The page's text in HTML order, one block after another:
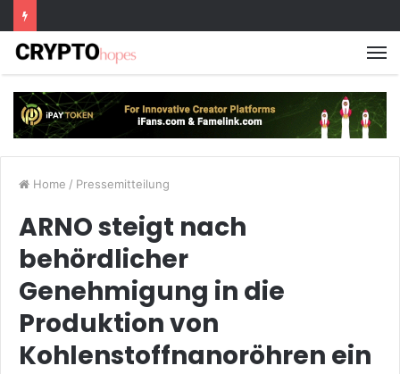
Home / Pressemitteilung
ARNO steigt nach
behördlicher
Genehmigung in die
Produktion von
Kohlenstoffnanoröhren ein